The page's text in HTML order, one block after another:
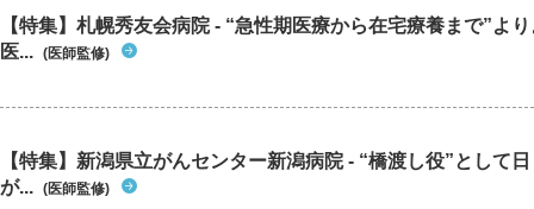
【特集】札幌秀友会病院 - “急性期医療から在宅療養まで”よ
医... (医師監修)
【特集】新潟県立がんセンター新潟病院 - “橋渡し役”として
が... (医師監修)